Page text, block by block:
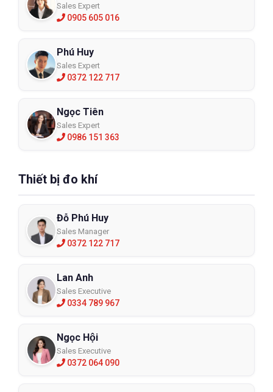
Sales Expert
0905 605 016
Phú Huy
Sales Expert
0372 122 717
Ngọc Tiên
Sales Expert
0986 151 363
Thiết bị đo khí
Đỗ Phú Huy
Sales Manager
0372 122 717
Lan Anh
Sales Executive
0334 789 967
Ngọc Hội
Sales Executive
0372 064 090